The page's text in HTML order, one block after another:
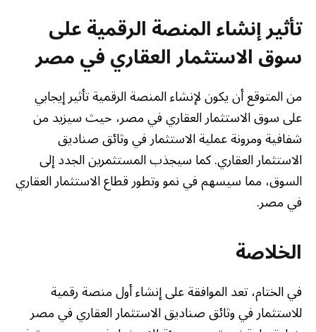
تأثير إنشاء المنصة الرقمية على
سوق الاستثمار العقاري في مصر
من المتوقع أن يكون لإنشاء المنصة الرقمية تأثير إيجابي
على سوق الاستثمار العقاري في مصر، حيث سيزيد من
شفافية ومرونة عملية الاستثمار في وثائق صناديق
الاستثمار العقاري. كما سيجذب المستثمرين الجدد إلى
السوق، مما سيسهم في نمو وتطور قطاع الاستثمار العقاري
في مصر.
الخلاصة
في الختام، تعد الموافقة على إنشاء أول منصة رقمية
للاستثمار في وثائق صناديق الاستثمار العقاري في مصر